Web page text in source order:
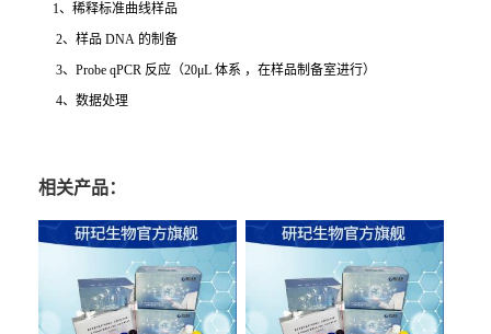
1、稀释标准曲线样品
2、样品 DNA 的制备
3、Probe qPCR 反应（20μL 体系 ，在样品制备室进行）
4、数据处理
相关产品：